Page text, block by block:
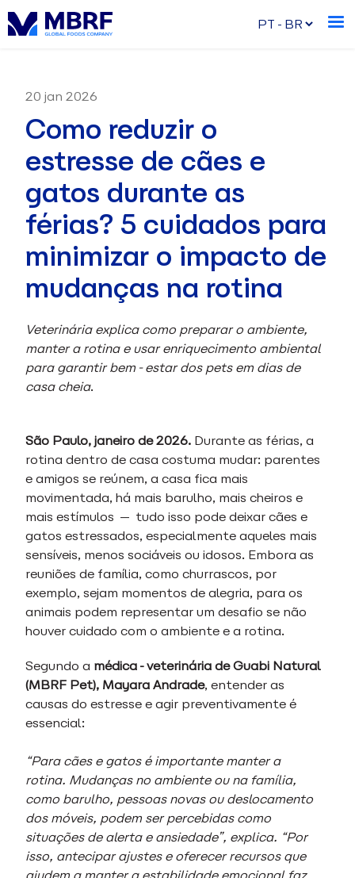
20 jan 2026
Como reduzir o
estresse de cães e
gatos durante as
férias? 5 cuidados para
minimizar o impacto de
mudanças na rotina
Veterinária explica como preparar o ambiente,
manter a rotina e usar enriquecimento ambiental
para garantir bem-estar dos pets em dias de
casa cheia.
São Paulo, janeiro de 2026. Durante as férias, a
rotina dentro de casa costuma mudar: parentes
e amigos se reúnem, a casa fica mais
movimentada, há mais barulho, mais cheiros e
mais estímulos — tudo isso pode deixar cães e
gatos estressados, especialmente aqueles mais
sensíveis, menos sociáveis ou idosos. Embora as
reuniões de família, como churrascos, por
exemplo, sejam momentos de alegria, para os
animais podem representar um desafio se não
houver cuidado com o ambiente e a rotina.
Segundo a médica-veterinária de Guabi Natural
(MBRF Pet), Mayara Andrade, entender as
causas do estresse e agir preventivamente é
essencial:
“Para cães e gatos é importante manter a
rotina. Mudanças no ambiente ou na família,
como barulho, pessoas novas ou deslocamento
dos móveis, podem ser percebidas como
situações de alerta e ansiedade”, explica. “Por
isso, antecipar ajustes e oferecer recursos que